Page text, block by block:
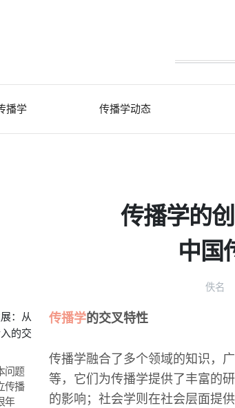
播学 传播学动态
传播学的
中国
佚名
：从
的交
问题
传播
年
传播学的交叉特性
传播学融合了多个领域的知识，
等，它们为传播学提供了丰富的
的影响；社会学则在社会层面提